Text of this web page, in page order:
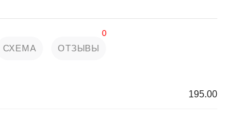
СХЕМА ОТЗЫВЫ
0
195.00